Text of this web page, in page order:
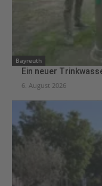
Bayreuth
Ein neuer
6. August 2026